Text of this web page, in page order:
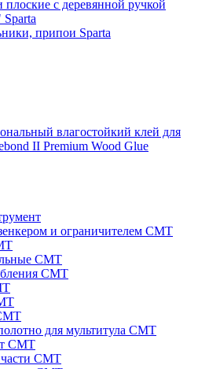
плоские с деревянной ручкой
припои Sparta
влагостойкий клей для
II Premium Wood Glue
и ограничителем CMT
CMT
СМТ
для мультитула CMT
CMT
CMT